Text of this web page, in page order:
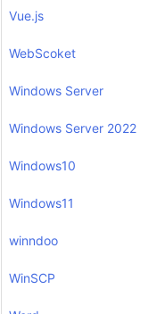
Vue.js
WebScoket
Windows Server
Windows Server 2022
Windows10
Windows11
winndoo
WinSCP